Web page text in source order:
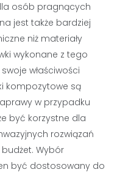
osób pragnących
jest także bardziej
niż materiały
wykonane z tego
właściwości
kompozytowe są
w przypadku
być korzystne dla
rozwiązań
Wybór
być dostosowany do